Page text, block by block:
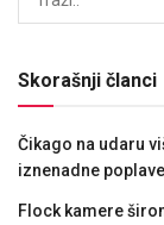
Skorašnji članci
Čikago na udaru
iznenadne poplave
Flock kamere